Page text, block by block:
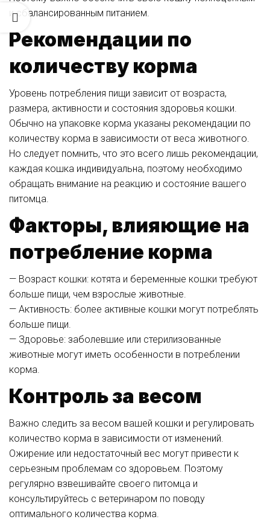
и сбалансированным питанием.
Рекомендации по
количеству корма
Уровень потребления пищи зависит от возраста,
размера, активности и состояния здоровья кошки.
Обычно на упаковке корма указаны рекомендации по
количеству корма в зависимости от веса животного.
Но следует помнить, что это всего лишь рекомендации,
каждая кошка индивидуальна, поэтому необходимо
обращать внимание на реакцию и состояние вашего
питомца.
Факторы, влияющие на
потребление корма
— Возраст кошки: котята и беременные кошки требуют
больше пищи, чем взрослые животные.
— Активность: более активные кошки могут потреблять
больше пищи.
— Здоровье: заболевшие или стерилизованные
животные могут иметь особенности в потреблении
корма.
Контроль за весом
Важно следить за весом вашей кошки и регулировать
количество корма в зависимости от изменений.
Ожирение или недостаточный вес могут привести к
серьезным проблемам со здоровьем. Поэтому
регулярно взвешивайте своего питомца и
консультируйтесь с ветеринаром по поводу
оптимального количества корма.